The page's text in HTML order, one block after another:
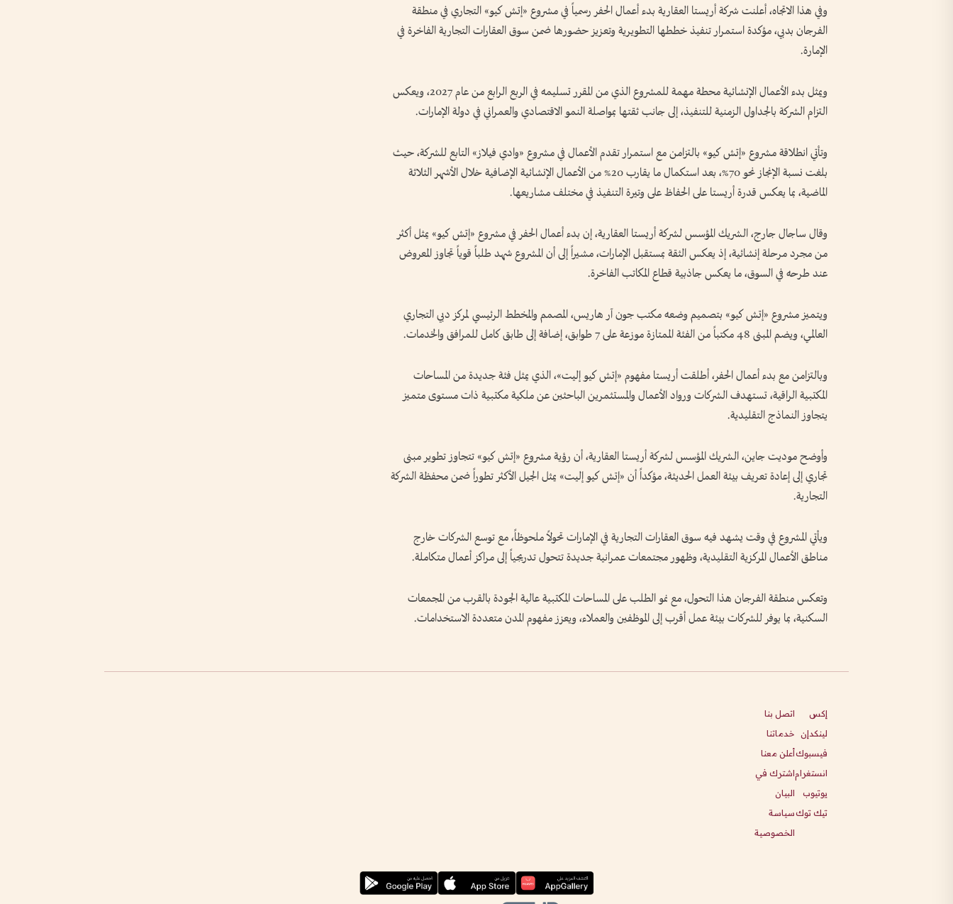
وفي هذا الاتجاه، أعلنت شركة أريستا العقارية بدء أعمال الحفر رسمياً في مشروع «إتش كيو» التجاري في منطقة
الفرجان بدبي، مؤكدة استمرار تنفيذ خططها التطويرية وتعزيز حضورها ضمن سوق العقارات التجارية الفاخرة في
الإمارة.
ويمثل بدء الأعمال الإنشائية محطة مهمة للمشروع الذي من المقرر تسليمه في الربع الرابع من عام 2027، ويعكس
التزام الشركة بالجداول الزمنية للتنفيذ، إلى جانب ثقتها بمواصلة النمو الاقتصادي والعمراني في دولة الإمارات.
وتأتي انطلاقة مشروع «إتش كيو» بالتزامن مع استمرار تقدم الأعمال في مشروع «وادي فيلاز» التابع للشركة، حيث
بلغت نسبة الإنجاز نحو 70%، بعد استكمال ما يقارب 20% من الأعمال الإنشائية الإضافية خلال الأشهر الثلاثة
الماضية، بما يعكس قدرة أريستا على الحفاظ على وتيرة التنفيذ في مختلف مشاريعها.
وقال ساجال جارج، الشريك المؤسس لشركة أريستا العقارية، إن بدء أعمال الحفر في مشروع «إتش كيو» يمثل أكثر
من مجرد مرحلة إنشائية، إذ يعكس الثقة بمستقبل الإمارات، مشيراً إلى أن المشروع شهد طلباً قوياً تجاوز المعروض
عند طرحه في السوق، ما يعكس جاذبية قطاع المكاتب الفاخرة.
ويتميز مشروع «إتش كيو» بتصميم وضعه مكتب جون آر هاريس، المصمم والمخطط الرئيسي لمركز دبي التجاري
العالمي، ويضم المبنى 48 مكتباً من الفئة الممتازة موزعة على 7 طوابق، إضافة إلى طابق كامل للمرافق والخدمات.
وبالتزامن مع بدء أعمال الحفر، أطلقت أريستا مفهوم «إتش كيو إليت»، الذي يمثل فئة جديدة من المساحات
المكتبية الراقية، تستهدف الشركات ورواد الأعمال والمستثمرين الباحثين عن ملكية مكتبية ذات مستوى متميز
يتجاوز النماذج التقليدية.
وأوضح موديت جاين، الشريك المؤسس لشركة أريستا العقارية، أن رؤية مشروع «إتش كيو» تتجاوز تطوير مبنى
تجاري إلى إعادة تعريف بيئة العمل الحديثة، مؤكداً أن «إتش كيو إليت» يمثل الجيل الأكثر تطوراً ضمن محفظة الشركة
التجارية.
ويأتي المشروع في وقت يشهد فيه سوق العقارات التجارية في الإمارات تحولاً ملحوظاً، مع توسع الشركات خارج
مناطق الأعمال المركزية التقليدية، وظهور مجتمعات عمرانية جديدة تتحول تدريجياً إلى مراكز أعمال متكاملة.
وتعكس منطقة الفرجان هذا التحول، مع نمو الطلب على المساحات المكتبية عالية الجودة بالقرب من المجمعات
السكنية، بما يوفر للشركات بيئة عمل أقرب إلى الموظفين والعملاء، ويعزز مفهوم المدن متعددة الاستخدامات.
إكس
لينكدإن
فيسبوك
انستغرام
يوتيوب
تيك توك
اتصل بنا
خدماتنا
أعلن معنا
اشترك في
البيان
سياسة
الخصوصية